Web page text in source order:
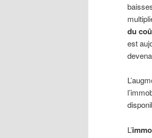
du
est
L’